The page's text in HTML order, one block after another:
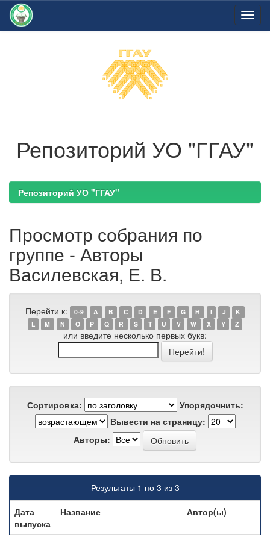
Репозиторий УО "ГГАУ"
Репозиторий УО "ГГАУ"
Просмотр собрания по
группе - Авторы
Василевская, Е. В.
Перейти к: 0-9 A B C D E F G H I J
K
L
M N O P Q R S T U V W X Y Z
или введите несколько первых букв:
Сортировка:
Упорядочнить:
Вывести на страницу:
Авторы:
Результаты 1 по 3 из 3
Дата
выпуска
Название Автор(ы)